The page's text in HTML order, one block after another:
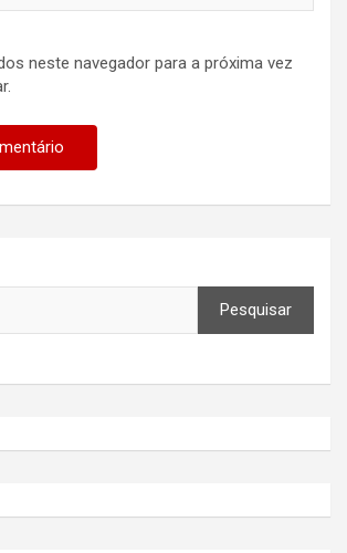
neste navegador para a próxima vez
Pesquisar